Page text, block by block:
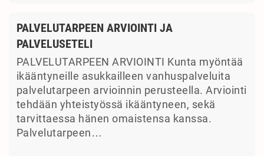
PALVELUTARPEEN ARVIOINTI JA
PALVELUSETELI
PALVELUTARPEEN ARVIOINTI Kunta myöntää
ikääntyneille asukkailleen vanhuspalveluita
palvelutarpeen arvioinnin perusteella. Arviointi
tehdään yhteistyössä ikääntyneen, sekä
tarvittaessa hänen omaistensa kanssa.
Palvelutarpeen…